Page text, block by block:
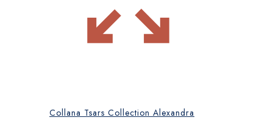
Collana Tsars Collection Alexandra